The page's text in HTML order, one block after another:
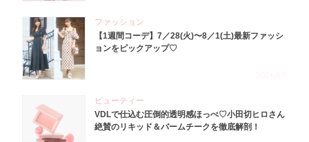
ファッション
【1週間コーデ】7／28(火)〜8／1(土)最新ファッシ
ョンをピックアップ♡
ビューティー
VDLで仕込む圧倒的透明感ほっぺ♡小田切ヒロさん
絶賛のリキッド＆バームチークを徹底解剖！